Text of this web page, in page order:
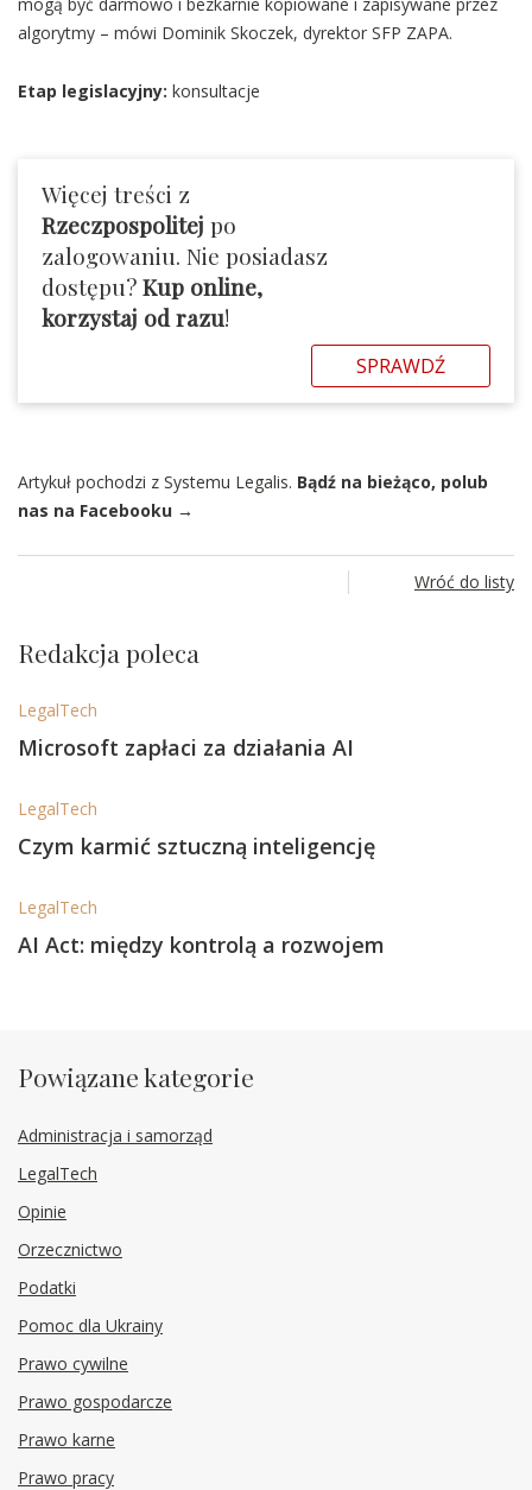
algorytmy – mówi Dominik Skoczek, dyrektor SFP ZAPA.
Etap legislacyjny: konsultacje
Więcej treści z
Rzeczpospolitej po
zalogowaniu. Nie posiadasz
dostępu?Kup online,
korzystaj od razu!
SPRAWDŹ
Artykuł pochodzi z Systemu Legalis. Bądź na bieżąco, polub
nas na Facebooku →
Wróć do listy
Redakcja poleca
LegalTech
Microsoft zapłaci za działania AI
LegalTech
Czym karmić sztuczną inteligencję
LegalTech
AI Act: między kontrolą a rozwojem
Powiązane kategorie
Administracja i samorząd
LegalTech
Opinie
Orzecznictwo
Podatki
Pomoc dla Ukrainy
Prawo cywilne
Prawo gospodarcze
Prawo karne
Prawo pracy